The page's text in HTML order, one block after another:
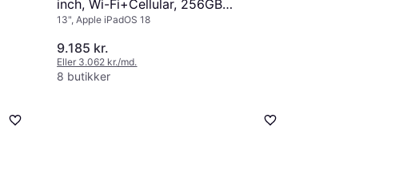
inch, Wi-Fi+Cellular, 256GB
Space Grey
13", Apple iPadOS 18
9.185 kr.
Eller 3.062 kr./md.
8 butikker